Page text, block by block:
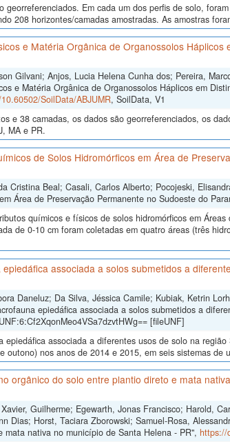
georreferenciados. Em cada um dos perfis de solo,
208 horizontes/camadas amostradas. As amostras
e Matéria Orgânica de Organossolos Háplicos
Gilvani; Anjos, Lucia Helena Cunha dos; Pereira,
e Matéria Orgânica de Organossolos Háplicos em
SoilData/ABJUMR, SoilData, V1
e 38 camadas, os dados são georreferenciados, os
MA e PR.
de Solos Hidromórficos em Área de
Cristina Beal; Casali, Carlos Alberto; Pocojeski,
Área de Preservação Permanente no Sudoeste do
químicos e físicos de solos hidromórficos em
de 0-10 cm foram coletadas em quatro áreas (três
associada a solos submetidos a
Daneluz; Da Silva, Jéssica Camile; Kubiak, Ketrin
epiedáfica associada a solos submetidos a
[fileUNF]
epiedáfica associada a diferentes usos de solo na
outono) nos anos de 2014 e 2015, em seis sistemas
orgânico do solo entre plantio direto e mata
Guilherme; Egewarth, Jonas Francisco; Harold,
Dias; Horst, Taciara Zborowski; Samuel-Rosa,
mata nativa no município de Santa Helena - PR", https://